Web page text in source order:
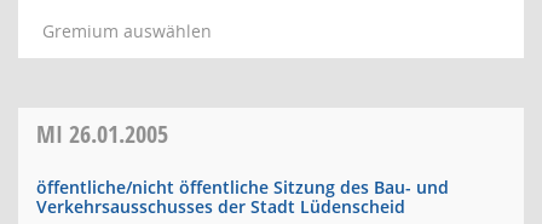
Gremium auswählen
MI 26.01.2005
öffentliche/nicht öffentliche Sitzung des Bau- und
Verkehrsausschusses der Stadt Lüdenscheid